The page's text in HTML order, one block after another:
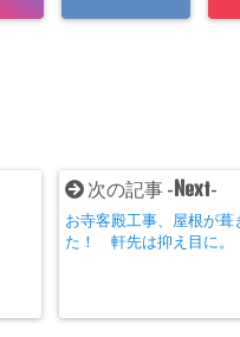
次の記事 - Next-
お寺客殿工事、屋根が葺
た！ 軒先は抑え目に。